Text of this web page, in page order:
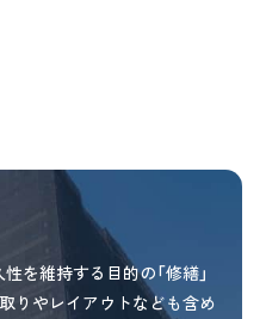
を維持する目的の「修繕」
りやレイアウトなども含め